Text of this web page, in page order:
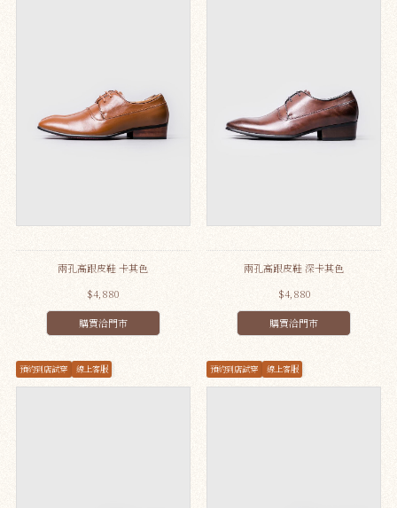
兩孔高跟皮鞋 卡其色
$4,880
購買洽門市
兩孔高跟皮鞋 深卡其色
$4,880
購買洽門市
預約到店試穿 線上客服 預約到店試穿 線上客服